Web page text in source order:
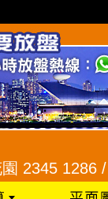
威豪花園